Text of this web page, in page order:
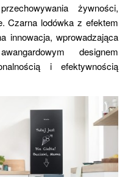
żywności,
Czarna lodówka z efektem
innowacja, wprowadzająca
designem
i efektywnością